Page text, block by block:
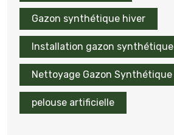
Gazon synthétique hiver
Installation gazon synthétique
Nettoyage Gazon Synthétique
pelouse artificielle